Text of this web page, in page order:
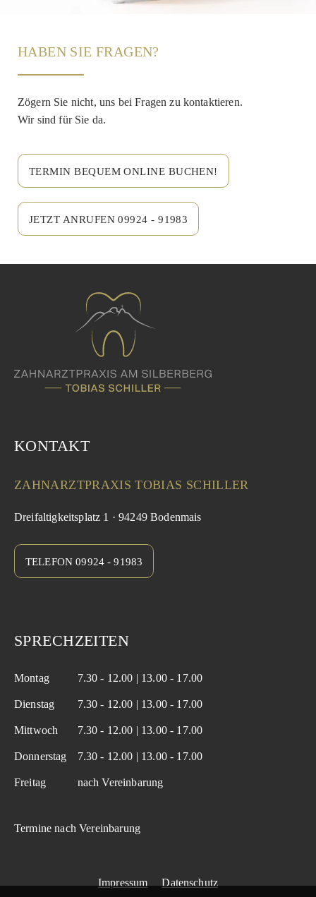
HABEN SIE FRAGEN?
Zögern Sie nicht, uns bei Fragen zu kontaktieren.
Wir sind für Sie da.
TERMIN BEQUEM ONLINE BUCHEN!
JETZT ANRUFEN 09924 - 91983
KONTAKT
ZAHNARZTPRAXIS TOBIAS SCHILLER
Dreifaltigkeitsplatz 1 · 94249 Bodenmais
TELEFON 09924 - 91983
SPRECHZEITEN
Montag 7.30 - 12.00 | 13.00 - 17.00
Dienstag 7.30 - 12.00 | 13.00 - 17.00
Mittwoch 7.30 - 12.00 | 13.00 - 17.00
Donnerstag 7.30 - 12.00 | 13.00 - 17.00
Freitag nach Vereinbarung
Termine nach Vereinbarung
Impressum Datenschutz